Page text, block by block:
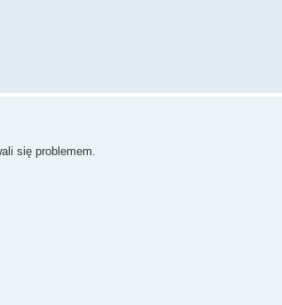
się problemem.